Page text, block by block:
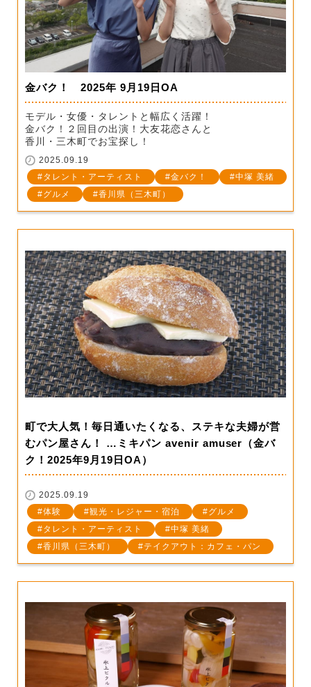
金バク！ 2025年 9月19日OA
モデル・女優・タレントと幅広く活躍！
金バク！２回目の出演！大友花恋さんと
香川・三木町でお宝探し！
2025.09.19
タレント・アーティスト
金バク！
中塚 美緒
グルメ
香川県（三木町）
町で大人気！毎日通いたくなる、ステキな夫婦が営
むパン屋さん！ …ミキパン avenir amuser（金バ
ク！2025年9月19日OA）
2025.09.19
体験
観光・レジャー・宿泊
グルメ
タレント・アーティスト
中塚 美緒
香川県（三木町）
テイクアウト：カフェ・パン